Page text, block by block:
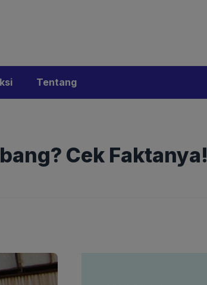
Tentang
Cek Faktanya!